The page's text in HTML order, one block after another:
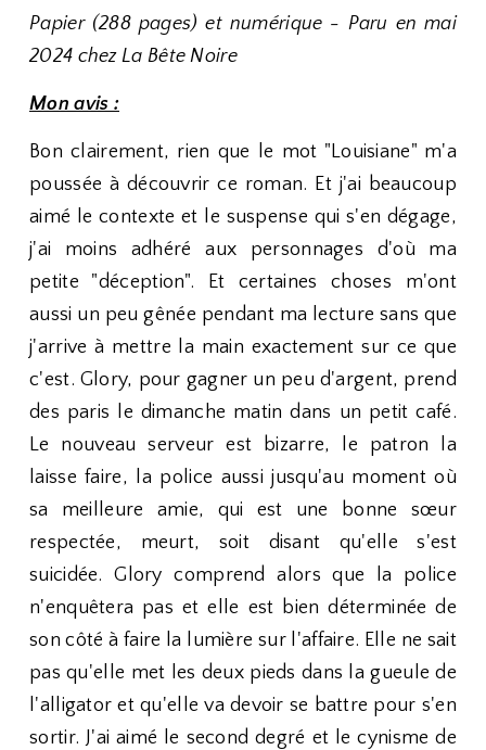
Papier (288 pages) et numérique - Paru en mai
2024 chez La Bête Noire
Mon avis :
Bon clairement, rien que le mot "Louisiane" m'a
poussée à découvrir ce roman. Et j'ai beaucoup
aimé le contexte et le suspense qui s'en dégage,
j'ai moins adhéré aux personnages d'où ma
petite "déception". Et certaines choses m'ont
aussi un peu gênée pendant ma lecture sans que
j'arrive à mettre la main exactement sur ce que
c'est. Glory, pour gagner un peu d'argent, prend
des paris le dimanche matin dans un petit café.
Le nouveau serveur est bizarre, le patron la
laisse faire, la police aussi jusqu'au moment où
sa meilleure amie, qui est une bonne sœur
respectée, meurt, soit disant qu'elle s'est
suicidée. Glory comprend alors que la police
n'enquêtera pas et elle est bien déterminée de
son côté à faire la lumière sur l'affaire. Elle ne sait
pas qu'elle met les deux pieds dans la gueule de
l'alligator et qu'elle va devoir se battre pour s'en
sortir. J'ai aimé le second degré et le cynisme de